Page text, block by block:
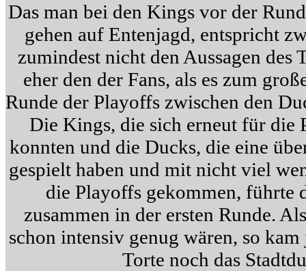
Das man bei den Kings vor der
gehen auf Entenjagd, entspricht
zumindest nicht den Aussagen des
eher den der Fans, als es zum
Runde der Playoffs zwischen den
Die Kings, die sich erneut für die
konnten und die Ducks, die eine
gespielt haben und mit nicht viel
die Playoffs gekommen, führte
zusammen in der ersten Runde.
schon intensiv genug wären, so
Torte noch das